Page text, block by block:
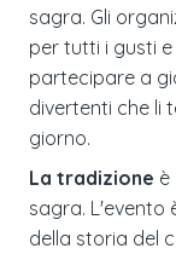
sagra. Gli
per tutti i gusti
partecipare a
divertenti che li
giorno.
La tradizione è
sagra. L'evento
della storia del